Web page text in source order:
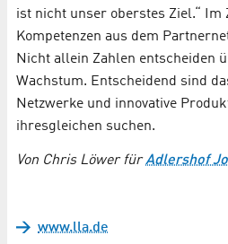
ist nicht unser oberstes Ziel.“ Im
Kompetenzen aus dem
Nicht allein Zahlen entscheiden
Wachstum. Entscheidend sind
Netzwerke und innovative
ihresgleichen suchen.
Von Chris Löwer fürAdlershof
www.lla.de